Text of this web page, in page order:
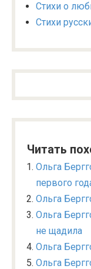
Стихи о
Стихи
Читать
Ольга
первого
Ольга
Ольга
не щадила
Ольга
Ольга